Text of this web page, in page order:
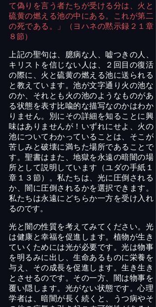
て偽りを言う者たちが受ける分は、火と
硫黄の燃える池の中にある。これが第二
の死である。」（ヨハネの黙示録２１章
８節）
上記の聖句は、臆病な人、嘘つきの人、
キリストを信じない人は、２回目の復活
の際に、火と硫黄の燃える池に送られる
と教えています。池が文字通り火の池な
のか、それとも火の池のようなものがあ
る状態を表す比喩的な描写なのかはわか
りません。別にその詳細を知ることに興
味はありませんが！いずれにせよ、火の
池についてわかっていることは、そこが
苦しみと破壊に満ちた場所であることで
す。聖書はまた、地獄を永遠の暗闇の場
所として説明しています（ユダの手紙１
章１３節）。私たちは、光に圧倒される
か、闇に圧倒されるかを選択できます。
私たちは永遠にどちらか一方を受け入れ
るのです。
光と闇の性質を考えてみてください。光
は健康と幸福を促進します。植物が生き
ていくためには光が必要です。光は物事
を明るみに出し、生命あるものに栄養を
与え、その成長を促進します。生き生き
とさせるのです。その一方、闇は物事を
覆い隠します。光がない状態です。心理
学者は、暗闇が長く続くと、うつ病やそ